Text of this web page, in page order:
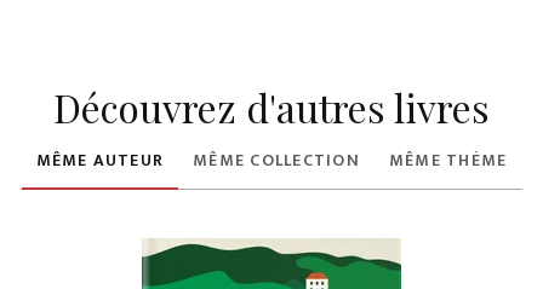
Découvrez d'autres livres
MÊME AUTEUR MÊME COLLECTION MÊME THÈME